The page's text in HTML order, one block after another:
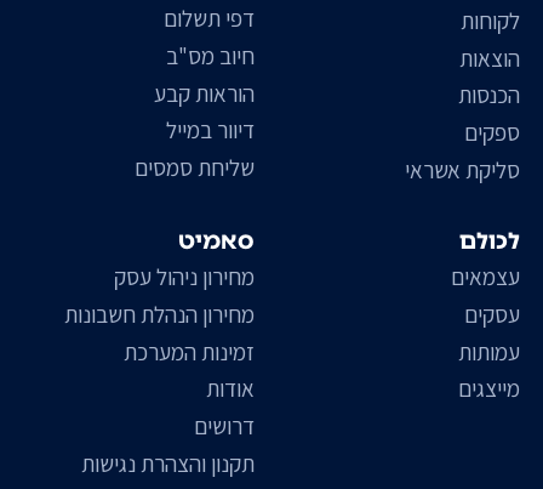
סאמיט
מחירון ניהול עסק
מחירון הנהלת חשבונות
זמינות המערכת
אודות
דרושים
תקנון והצהרת נגישות
דפי תשלום
חיוב מס"ב
הוראות קבע
דיוור במייל
שליחת סמסים
לקוחות
הוצאות
הכנסות
ספקים
סליקת אשראי
לכולם
עצמאים
עסקים
עמותות
מייצגים